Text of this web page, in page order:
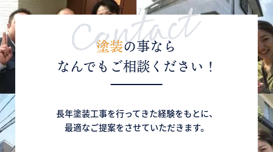
塗装の事なら
なんでもご相談ください！
長年塗装工事を行ってきた経験をもとに、
最適なご提案をさせていただきます。